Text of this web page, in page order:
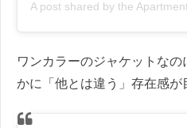
A post shared by the
ワンカラーのジャケットな
かに「他とは違う」存在感が